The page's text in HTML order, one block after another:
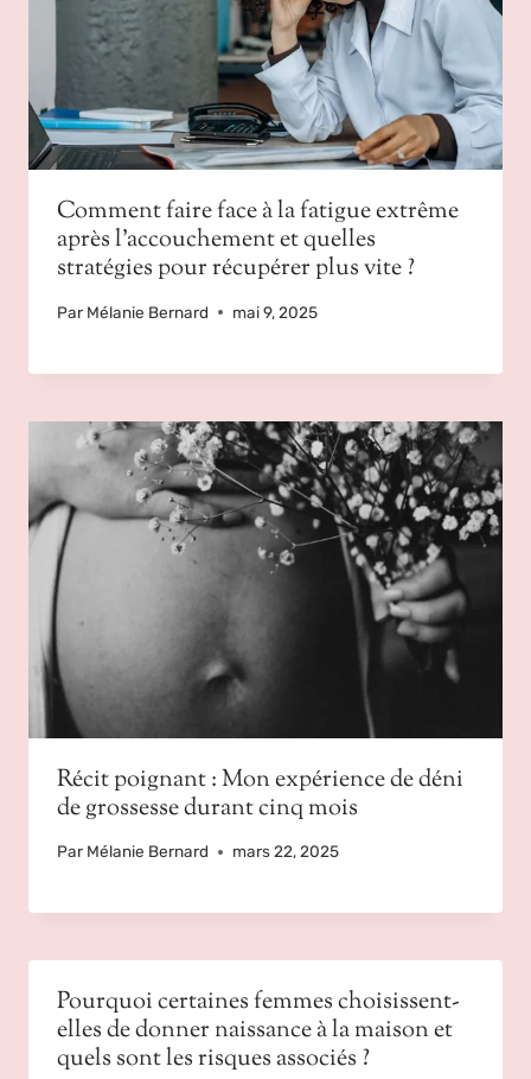
Comment faire face à la fatigue extrême
après l’accouchement et quelles
stratégies pour récupérer plus vite ?
Par Mélanie Bernard mai 9, 2025
Récit poignant : Mon expérience de déni
de grossesse durant cinq mois
Par Mélanie Bernard mars 22, 2025
Pourquoi certaines femmes choisissent-
elles de donner naissance à la maison et
quels sont les risques associés ?